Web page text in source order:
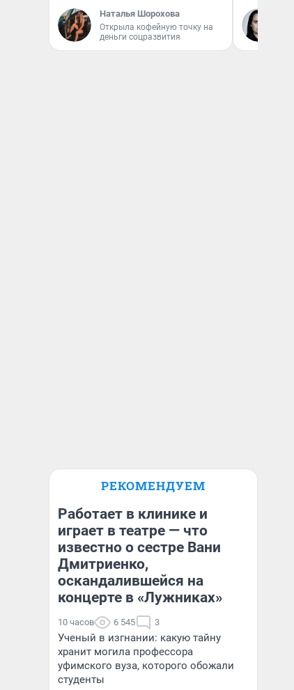
Наталья Шорохова
Открыла кофейную точку на
деньги соцразвития
РЕКОМЕНДУЕМ
Работает в клинике и
играет в театре — что
известно о сестре Вани
Дмитриенко,
оскандалившейся на
концерте в «Лужниках»
10 часов 6 545 3
Ученый в изгнании: какую тайну
хранит могила профессора
уфимского вуза, которого обожали
студенты